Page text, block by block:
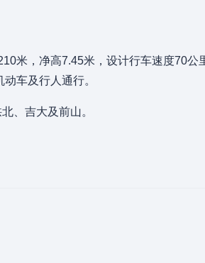
米，净高7.45米，设计行车速度70公
车及行人通行。
、吉大及前山。